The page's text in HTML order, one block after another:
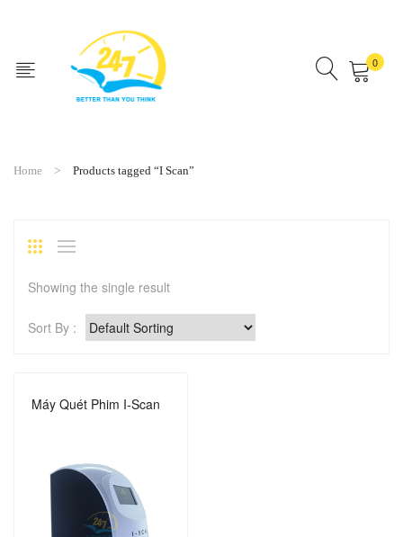
0
Home Products tagged “I Scan”
Showing the single result
Sort By :
Máy Quét Phim I-Scan